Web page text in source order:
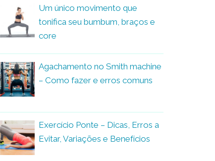
Um único movimento que
tonifica seu bumbum, braços e
core
Agachamento no Smith machine
– Como fazer e erros comuns
Exercício Ponte – Dicas, Erros a
Evitar, Variações e Benefícios